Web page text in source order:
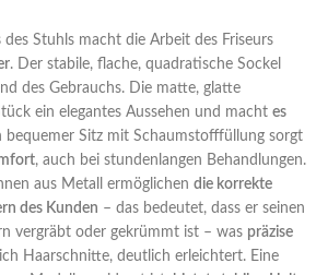
des Stuhls macht die Arbeit des Friseurs
. Der stabile, flache, quadratische Sockel
des Gebrauchs. Die matte, glatte
ein elegantes Aussehen und macht es
bequemer Sitz mit Schaumstofffüllung sorgt
, auch bei stundenlangen Behandlungen.
aus Metall ermöglichen die korrekte
des Kunden – das bedeutet, dass er seinen
vergräbt oder gekrümmt ist – was präzise
Haarschnitte, deutlich erleichtert. Eine